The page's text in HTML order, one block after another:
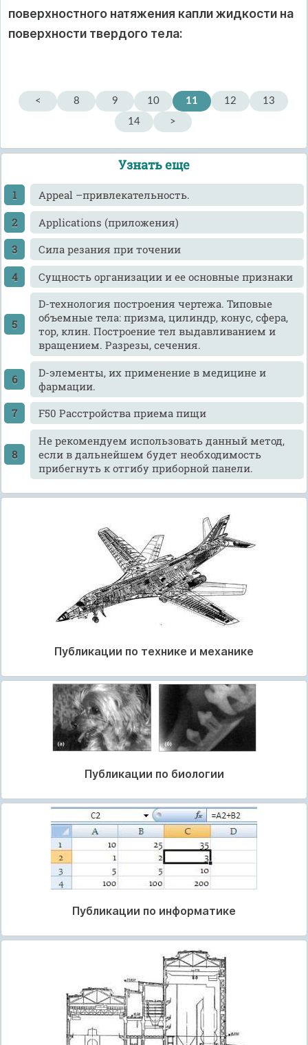
поверхностного натяжения капли жидкости на
поверхности твердого тела:
< 8 9 10 11 12
13
14
>
Узнать еще
Appeal –привлекательность.
Applications (приложения)
Cила резания при точении
Cущность организации и ее основные признаки
D-технология построения чертежа. Типовые
объемные тела: призма, цилиндр, конус, сфера,
тор, клин. Построение тел выдавливанием и
вращением. Разрезы, сечения.
D-элементы, их применение в медицине и
фармации.
F50 Расстройства приема пищи
He рекомендуем использовать данный метод,
если в дальнейшем будет необходимость
прибегнуть к отгибу приборной панели.
Публикации по технике и механике
Публикации по биологии
Публикации по информатике